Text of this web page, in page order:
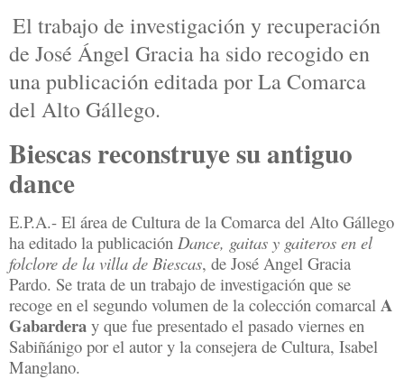
El trabajo de investigación y recuperación
de José Ángel Gracia ha sido recogido en
una publicación editada por La Comarca
del Alto Gállego.
Biescas reconstruye su antiguo
dance
E.P.A.- El área de Cultura de la Comarca del Alto Gállego
ha editado la publicación Dance, gaitas y gaiteros en el
folclore de la villa de Biescas, de José Angel Gracia
Pardo. Se trata de un trabajo de investigación que se
recoge en el segundo volumen de la colección comarcal A
Gabardera y que fue presentado el pasado viernes en
Sabiñánigo por el autor y la consejera de Cultura, Isabel
Manglano.